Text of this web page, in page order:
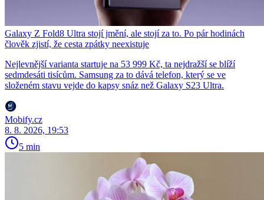
Galaxy Z Fold8 Ultra stojí jmění, ale stojí za to. Po pár hodinách
člověk zjistí, že cesta zpátky neexistuje
Nejlevnější varianta startuje na 53 999 Kč, ta nejdražší se blíží
sedmdesáti tisícům. Samsung za to dává telefon, který se ve
složeném stavu vejde do kapsy snáz než Galaxy S23 Ultra.
Mobify.cz
8. 8. 2026, 19:53
5 min